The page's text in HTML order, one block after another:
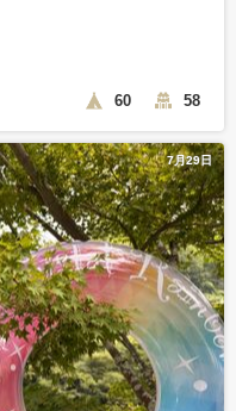
60 58
7月29日